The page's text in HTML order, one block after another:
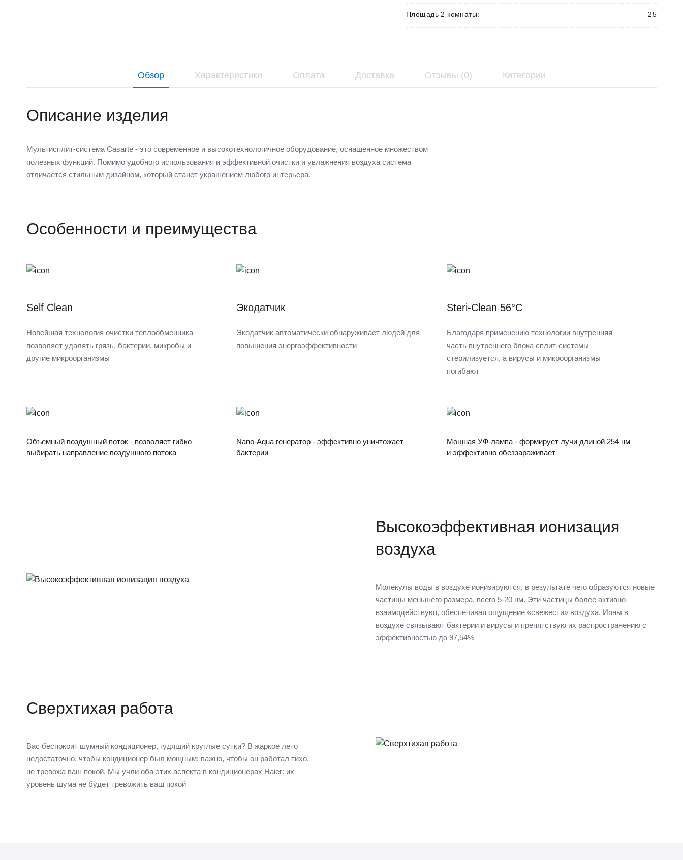
Площадь 2 комнаты: 25
Обзор Характеристики Оплата Доставка Отзывы (0) Категории
Описание изделия
Мультисплит-система Casarte - это современное и высокотехнологичное оборудование, оснащенное множеством
полезных функций. Помимо удобного использования и эффективной очистки и увлажнения воздуха система
отличается стильным дизайном, который станет украшением любого интерьера.
Особенности и преимущества
Self Clean
Новейшая технология очистки теплообменника
позволяет удалять грязь, бактерии, микробы и
другие микроорганизмы
Объемный воздушный поток - позволяет гибко
выбирать направление воздушного потока
Экодатчик
Экодатчик автоматически обнаруживает людей для
повышения энергоэффективности
Nano-Aqua генератор - эффективно уничтожает
бактерии
Steri-Clean 56°C
Благодаря применению технологии внутренняя
часть внутреннего блока сплит-системы
стерилизуется, а вирусы и микроорганизмы
погибают
Мощная УФ-лампа - формирует лучи длиной 254 нм
и эффективно обеззараживает
Высокоэффективная ионизация
воздуха
Молекулы воды в воздухе ионизируются, в результате чего образуются новые
частицы меньшего размера, всего 5-20 нм. Эти частицы более активно
взаимодействуют, обеспечивая ощущение «свежести» воздуха. Ионы в
воздухе связывают бактерии и вирусы и препятствую их распространению с
эффективностью до 97,54%
Сверхтихая работа
Вас беспокоит шумный кондиционер, гудящий круглые сутки? В жаркое лето
недостаточно, чтобы кондиционер был мощным: важно, чтобы он работал тихо,
не тревожа ваш покой. Мы учли оба этих аспекта в кондиционерах Haier: их
уровень шума не будет тревожить ваш покой